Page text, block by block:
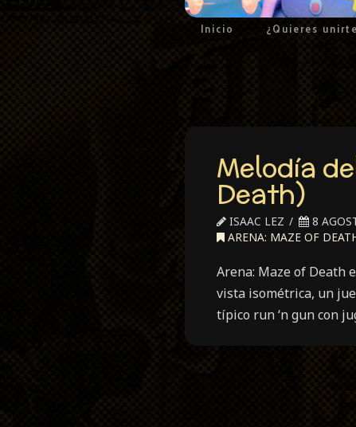
Inicio ¿Quieres
Melodía
Death)
ISAAC LEZ
8
ARENA: MAZE OF
Arena: Maze of Death
vista isométrica, un
típico run ‘n gun con